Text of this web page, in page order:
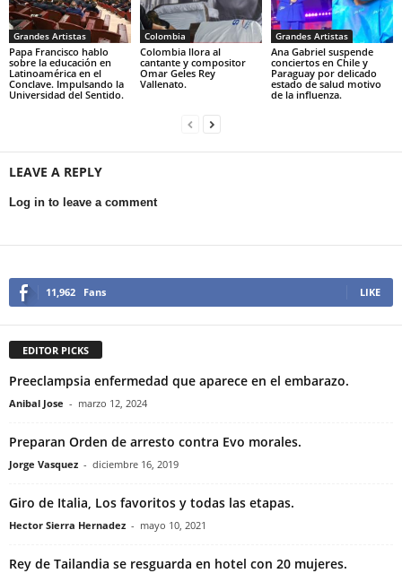
Grandes Artistas
Papa Francisco hablo
sobre la educación en
Latinoamérica en el
Conclave. Impulsando la
Universidad del Sentido.
Colombia
Colombia llora al
cantante y compositor
Omar Geles Rey
Vallenato.
Grandes Artistas
Ana Gabriel suspende
conciertos en Chile y
Paraguay por delicado
estado de salud motivo
de la influenza.
LEAVE A REPLY
Log in to leave a comment
11,962 Fans LIKE
EDITOR PICKS
Preeclampsia enfermedad que aparece en el embarazo.
Anibal Jose - marzo 12, 2024
Preparan Orden de arresto contra Evo morales.
Jorge Vasquez - diciembre 16, 2019
Giro de Italia, Los favoritos y todas las etapas.
Hector Sierra Hernadez - mayo 10, 2021
Rey de Tailandia se resguarda en hotel con 20 mujeres.